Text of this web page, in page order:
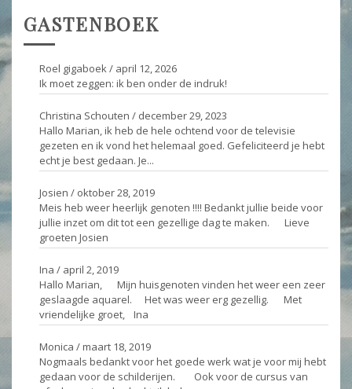
GASTENBOEK
Roel gigaboek / april 12, 2026
Ik moet zeggen: ik ben onder de indruk!
Christina Schouten / december 29, 2023
Hallo Marian, ik heb de hele ochtend voor de televisie
gezeten en ik vond het helemaal goed. Gefeliciteerd je hebt
echt je best gedaan. Je...
Josien / oktober 28, 2019
Meis heb weer heerlijk genoten !!!! Bedankt jullie beide voor
jullie inzet om dit tot een gezellige dag te maken. Lieve
groeten Josien
Ina / april 2, 2019
Hallo Marian, Mijn huisgenoten vinden het weer een zeer
geslaagde aquarel. Het was weer erg gezellig. Met
vriendelijke groet, Ina
Monica /maart 18, 2019
Nogmaals bedankt voor het goede werk wat je voor mij hebt
gedaan voor de schilderijen. Ook voor de cursus van